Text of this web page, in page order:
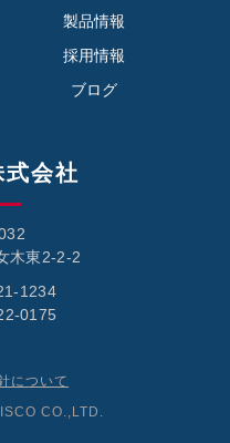
製品情報
採用情報
ブログ
式会社
木東2-2-2
1234
0175
について
CO.,LTD.